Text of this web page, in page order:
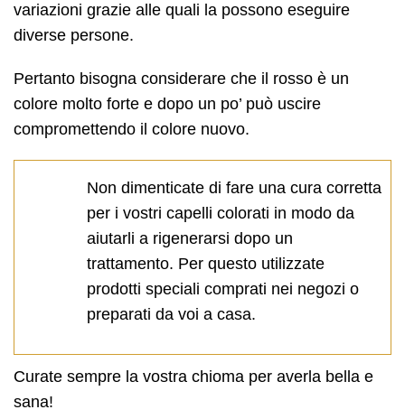
variazioni grazie alle quali la possono eseguire
diverse persone.
Pertanto bisogna considerare che il rosso è un
colore molto forte e dopo un po’ può uscire
compromettendo il colore nuovo.
Non dimenticate di fare una cura corretta
per i vostri capelli colorati in modo da
aiutarli a rigenerarsi dopo un
trattamento. Per questo utilizzate
prodotti speciali comprati nei negozi o
preparati da voi a casa.
Curate sempre la vostra chioma per averla bella e
sana!